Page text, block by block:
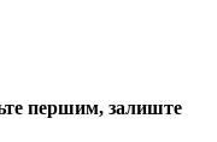
першим, залиште